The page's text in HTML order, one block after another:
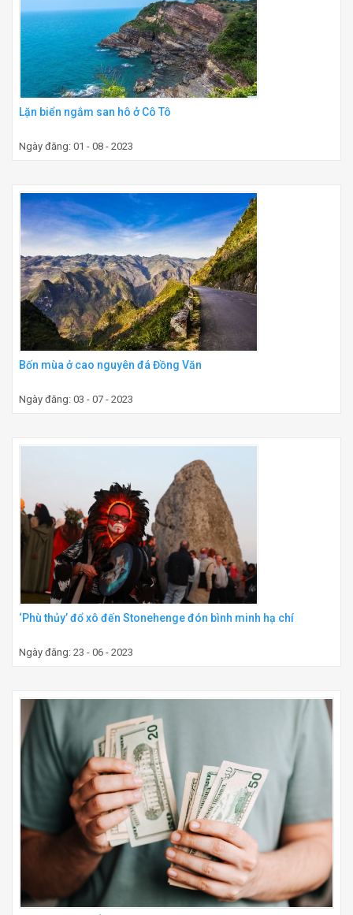
Lặn biển ngắm san hô ở Cô Tô
Ngày đăng: 01 - 08 - 2023
Bốn mùa ở cao nguyên đá Đồng Văn
Ngày đăng: 03 - 07 - 2023
‘Phù thủy’ đổ xô đến Stonehenge đón bình minh hạ chí
Ngày đăng: 23 - 06 - 2023